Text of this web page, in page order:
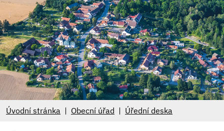
Úvodní stránka Obecní úřad Úřední deska